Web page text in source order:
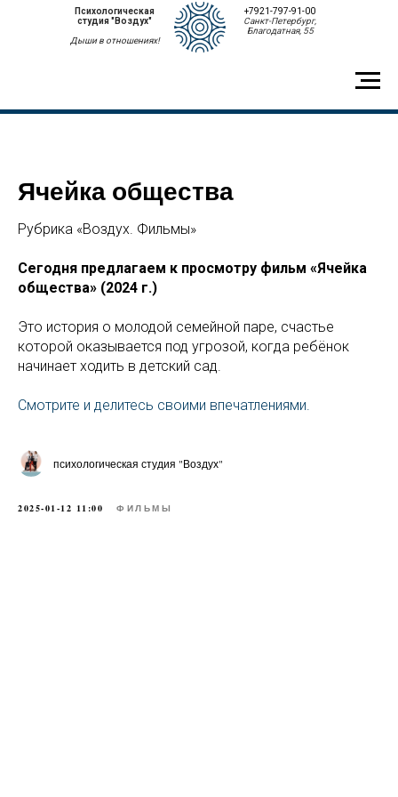
Психологическая
студия "Воздух"
Дыши в отношениях!
+7921-797-91-00
Санкт-Петербург,
Благодатная, 55
Ячейка общества
Рубрика «Воздух. Фильмы»
Сегодня предлагаем к просмотру фильм «Ячейка
общества» (2024 г.)
Это история о молодой семейной паре, счастье
которой оказывается под угрозой, когда ребёнок
начинает ходить в детский сад.
Смотрите и делитесь своими впечатлениями.
психологическая студия "Воздух"
2025-01-12 11:00 ФИЛЬМЫ